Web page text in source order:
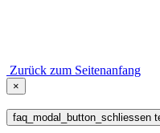
Zurück zum Seitenanfang
×
faq_modal_button_schliessen